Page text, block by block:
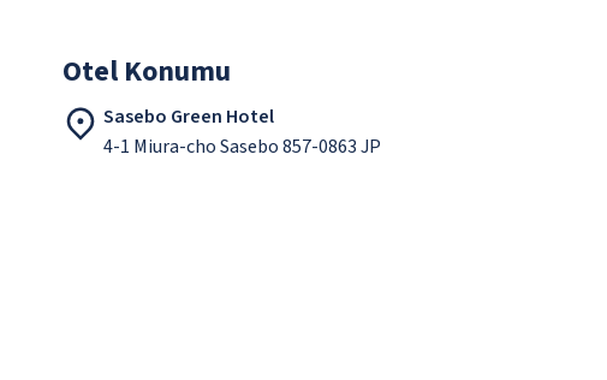
Otel Konumu
Sasebo Green Hotel
4-1 Miura-cho Sasebo 857-0863 JP